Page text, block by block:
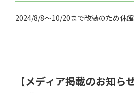
2024/8/8～10/20まで改装のため休館
【メディア掲載のお知